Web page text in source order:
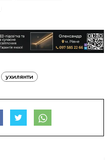
ухилянти